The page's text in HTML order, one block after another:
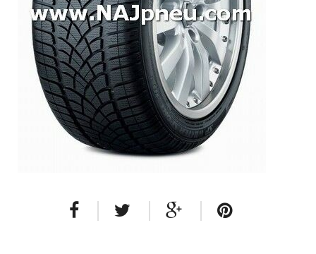
Osobné/crossover + malé úžitkové
SUV/crossover + OFFRoad-ové
Dodávkové + malé úžitkové
Disky
Hliníkové / ALU disky / Elektróny
Puklice na kolesá Kontakt Blog